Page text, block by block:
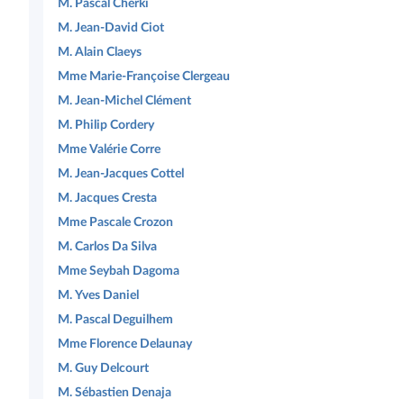
M. Pascal Cherki
M. Jean-David Ciot
M. Alain Claeys
Mme Marie-Françoise Clergeau
M. Jean-Michel Clément
M. Philip Cordery
Mme Valérie Corre
M. Jean-Jacques Cottel
M. Jacques Cresta
Mme Pascale Crozon
M. Carlos Da Silva
Mme Seybah Dagoma
M. Yves Daniel
M. Pascal Deguilhem
Mme Florence Delaunay
M. Guy Delcourt
M. Sébastien Denaja